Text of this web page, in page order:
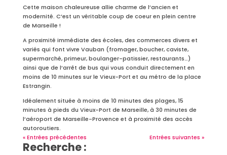
Cette maison chaleureuse allie charme de l’ancien et
modernité. C’est un véritable coup de coeur en plein centre
de Marseille !
A proximité immédiate des écoles, des commerces divers et
variés qui font vivre Vauban (fromager, boucher, caviste,
supermarché, primeur, boulanger-patissier, restaurants…)
ainsi que de l’arrêt de bus qui vous conduit directement en
moins de 10 minutes sur le Vieux-Port et au métro de la place
Estrangin.
Idéalement située à moins de 10 minutes des plages, 15
minutes à pieds du Vieux-Port de Marseille, à 30 minutes de
l’aéroport de Marseille-Provence et à proximité des accès
autoroutiers.
« Entrées précédentes
Entrées suivantes »
Recherche :